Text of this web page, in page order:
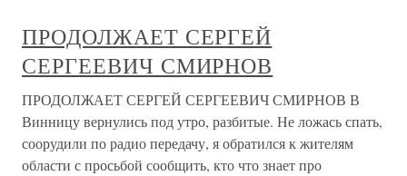
ПРОДОЛЖАЕТ СЕРГЕЙ
СЕРГЕЕВИЧ СМИРНОВ
ПРОДОЛЖАЕТ СЕРГЕЙ СЕРГЕЕВИЧ СМИРНОВ В
Винницу вернулись под утро, разбитые. Не ложась спать,
соорудили по радио передачу, я обратился к жителям
области с просьбой сообщить, кто что знает про